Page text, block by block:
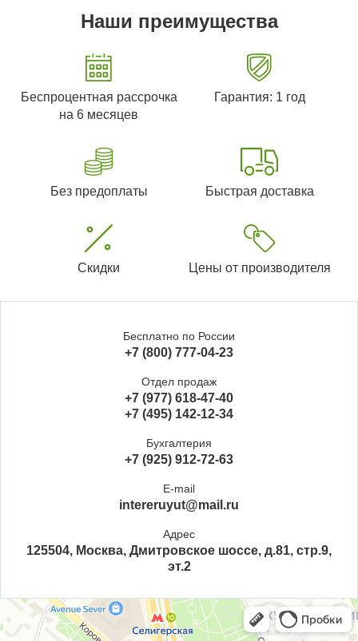
Наши преимущества
Беспроцентная рассрочка
на 6 месяцев
Гарантия: 1 год
Без предоплаты Быстрая доставка
Скидки Цены от производителя
Бесплатно по России
+7 (800) 777-04-23
Отдел продаж
+7 (977) 618-47-40
+7 (495) 142-12-34
Бухгалтерия
+7 (925) 912-72-63
E-mail
intereruyut@mail.ru
Адрес
125504, Москва, Дмитровское шоссе, д.81, стр.9,
эт.2